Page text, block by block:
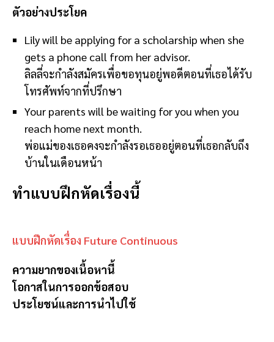
ตัวอย่างประโยค
Lily will be applying for a scholarship when she
gets a phone call from her advisor.
ลิลลี่จะกำลังสมัครเพื่อขอทุนอยู่พอดีตอนที่เธอได้รับ
โทรศัพท์จากที่ปรึกษา
Your parents will be waiting for you when you
reach home next month.
พ่อแม่ของเธอคงจะกำลังรอเธออยู่ตอนที่เธอกลับถึง
บ้านในเดือนหน้า
ทำแบบฝึกหัดเรื่องนี้
แบบฝึกหัดเรื่อง Future Continuous
ความยากของเนื้อหานี้
โอกาสในการออกข้อสอบ
ประโยชน์และการนำไปใช้